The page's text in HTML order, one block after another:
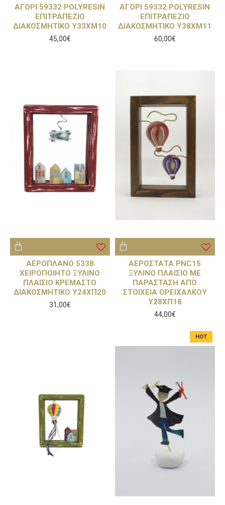
ΑΓΟΡΙ 59332 POLYRESIN
ΕΠΙΤΡΑΠΕΖΙΟ
ΔΙΑΚΟΣΜΗΤΙΚΟ Υ33ΧΜ10
45,00€
ΑΓΟΡΙ 59332 POLYRESIN
ΕΠΙΤΡΑΠΕΖΙΟ
ΔΙΑΚΟΣΜΗΤΙΚΟ Υ38ΧΜ11
60,00€
ΑΕΡΟΠΛΑΝΟ 5338
ΧΕΙΡΟΠΟΙΗΤΟ ΞΥΛΙΝΟ
ΠΛΑΙΣΙΟ ΚΡΕΜΑΣΤΟ
ΔΙΑΚΟΣΜΗΤΙΚΟ Υ24ΧΠ20
31,00€
ΑΕΡΟΣΤΑΤΑ PNC15
ΞΥΛΙΝΟ ΠΛΑΙΣΙΟ ΜΕ
ΠΑΡΑΣΤΑΣΗ ΑΠΟ
ΣΤΟΙΧΕΙΑ ΟΡΕΙΧΑΛΚΟΥ
Υ28ΧΠ18
44,00€
HOT